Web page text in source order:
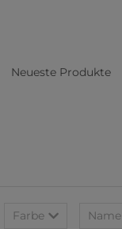
Neueste Produkte
Farbe Name